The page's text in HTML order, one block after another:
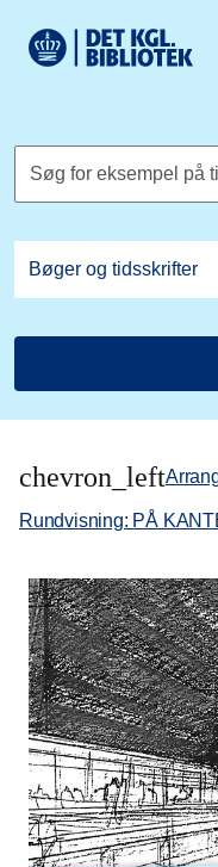
Det Kongelige
Søg for eksempel på
chevron_left
Rundvisning: PÅ